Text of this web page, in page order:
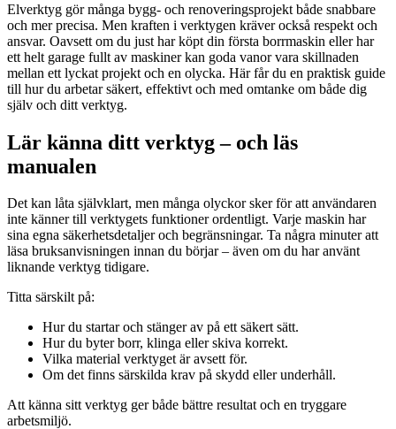
Elverktyg gör många bygg‑ och renoveringsprojekt både snabbare
och mer precisa. Men kraften i verktygen kräver också respekt och
ansvar. Oavsett om du just har köpt din första borrmaskin eller har
ett helt garage fullt av maskiner kan goda vanor vara skillnaden
mellan ett lyckat projekt och en olycka. Här får du en praktisk guide
till hur du arbetar säkert, effektivt och med omtanke om både dig
själv och ditt verktyg.
Lär känna ditt verktyg – och läs
manualen
Det kan låta självklart, men många olyckor sker för att användaren
inte känner till verktygets funktioner ordentligt. Varje maskin har
sina egna säkerhetsdetaljer och begränsningar. Ta några minuter att
läsa bruksanvisningen innan du börjar – även om du har använt
liknande verktyg tidigare.
Titta särskilt på:
Hur du startar och stänger av på ett säkert sätt.
Hur du byter borr, klinga eller skiva korrekt.
Vilka material verktyget är avsett för.
Om det finns särskilda krav på skydd eller underhåll.
Att känna sitt verktyg ger både bättre resultat och en tryggare
arbetsmiljö.